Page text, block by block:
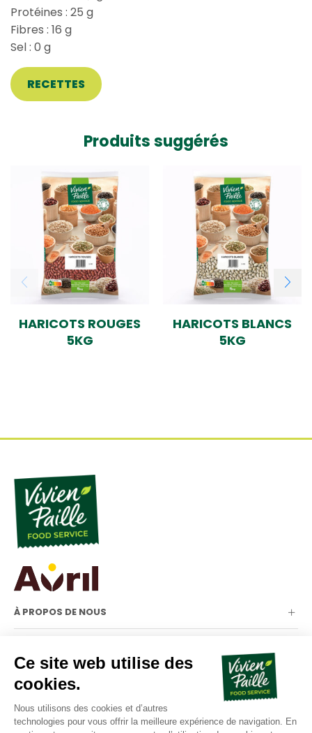
Protéines : 25 g
Fibres : 16 g
Sel : 0 g
RECETTES
Produits suggérés
HARICOTS ROUGES
5KG
HARICOTS BLANCS
5KG
À PROPOS DE NOUS
NOTRE GAMME
INFORMATIONS